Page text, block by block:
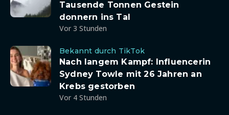
Tausende Tonnen Gestein
donnern ins Tal
Vor 3 Stunden
Bekannt durch TikTok
Nach langem Kampf: Influencerin
Sydney Towle mit 26 Jahren an
Krebs gestorben
Vor 4 Stunden